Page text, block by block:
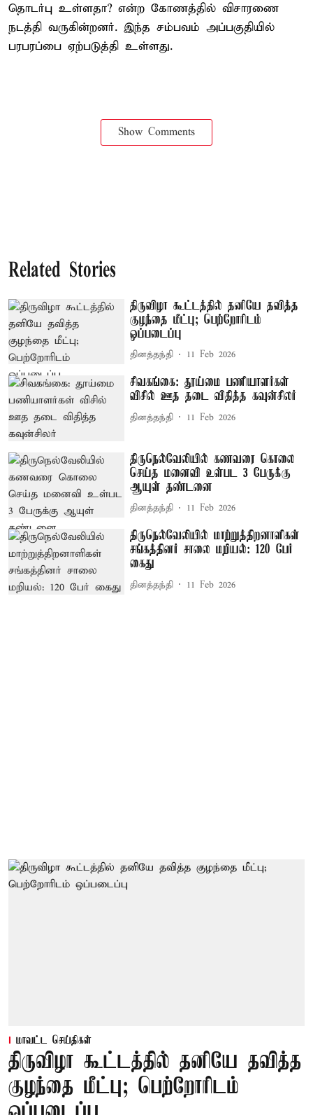
தொடர்பு உள்ளதா? என்ற கோணத்தில் விசாரணை
நடத்தி வருகின்றனர். இந்த சம்பவம் அப்பகுதியில்
பரபரப்பை ஏற்படுத்தி உள்ளது.
Show Comments
Related Stories
திருவிழா கூட்டத்தில் தனியே தவித்த
குழந்தை மீட்பு; பெற்றோரிடம்
ஒப்படைப்பு
தினத்தந்தி 11 Feb 2026
சிவகங்கை: தூய்மை பணியாளர்கள்
விசில் ஊத தடை விதித்த கவுன்சிலர்
தினத்தந்தி 11 Feb 2026
திருநெல்வேலியில் கணவரை கொலை
செய்த மனைவி உள்பட 3 பேருக்கு
ஆயுள் தண்டனை
தினத்தந்தி 11 Feb 2026
திருநெல்வேலியில் மாற்றுத்திறனாளிகள்
சங்கத்தினர் சாலை மறியல்: 120 பேர்
கைது
தினத்தந்தி 11 Feb 2026
மாவட்ட செய்திகள்
திருவிழா கூட்டத்தில் தனியே தவித்த
குழந்தை மீட்பு; பெற்றோரிடம்